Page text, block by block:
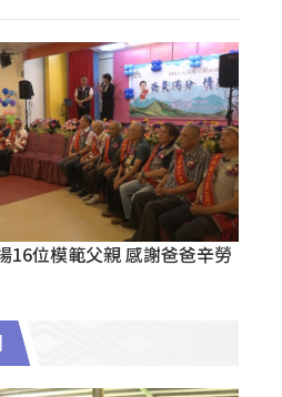
16位模範父親 感謝爸爸辛勞